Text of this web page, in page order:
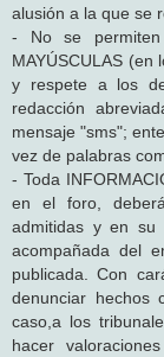
alusión a la que se
- No se permiten
MAYÚSCULAS
y respete a los
redacción
mensaje "sms";
vez de palabras
- Toda
en el foro,
admitidas y en su
acompañada del
publicada. Con
denunciar hechos
caso,a los
hacer